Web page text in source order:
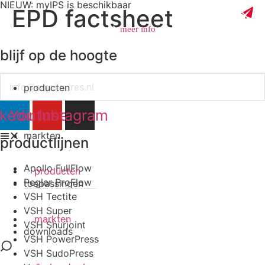
NIEUW: myIPS is beschikbaar
meer info
sluiten
producten
markten
toepassingen
downloads
producten
markten
EPD factsheet
blijf op de hoogte
YoutubeInstagram
productlijnen
Apollo FullFlow
Pegler ProFlow
VSH Tectite
VSH Super
VSH Shurjoint
VSH PowerPress
VSH SudoPress